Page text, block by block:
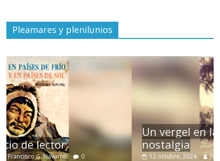
Pleamares y plenilunios
Un vergel en las nieblas de la
nostalgia
12 octubre, 2024 Francisco G. Navarro 0